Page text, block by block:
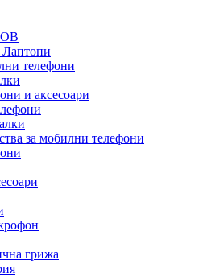
телефони
и аксесоари
за мобилни телефони
грижа